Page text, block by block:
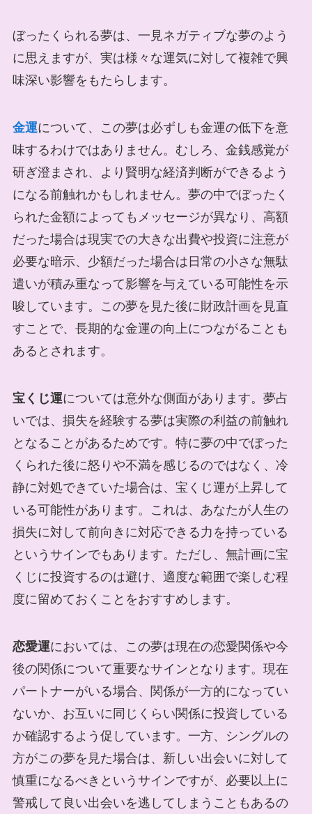
ぼったくられる夢は、一見ネガティブな夢のよう
に思えますが、実は様々な運気に対して複雑で興
味深い影響をもたらします。
金運について、この夢は必ずしも金運の低下を意
味するわけではありません。むしろ、金銭感覚が
研ぎ澄まされ、より賢明な経済判断ができるよう
になる前触れかもしれません。夢の中でぼったく
られた金額によってもメッセージが異なり、高額
だった場合は現実での大きな出費や投資に注意が
必要な暗示、少額だった場合は日常の小さな無駄
遣いが積み重なって影響を与えている可能性を示
唆しています。この夢を見た後に財政計画を見直
すことで、長期的な金運の向上につながることも
あるとされます。
宝くじ運については意外な側面があります。夢占
いでは、損失を経験する夢は実際の利益の前触れ
となることがあるためです。特に夢の中でぼった
くられた後に怒りや不満を感じるのではなく、冷
静に対処できていた場合は、宝くじ運が上昇して
いる可能性があります。これは、あなたが人生の
損失に対して前向きに対応できる力を持っている
というサインでもあります。ただし、無計画に宝
くじに投資するのは避け、適度な範囲で楽しむ程
度に留めておくことをおすすめします。
恋愛運においては、この夢は現在の恋愛関係や今
後の関係について重要なサインとなります。現在
パートナーがいる場合、関係が一方的になってい
ないか、お互いに同じくらい関係に投資している
か確認するよう促しています。一方、シングルの
方がこの夢を見た場合は、新しい出会いに対して
慎重になるべきというサインですが、必要以上に
警戒して良い出会いを逃してしまうこともあるの